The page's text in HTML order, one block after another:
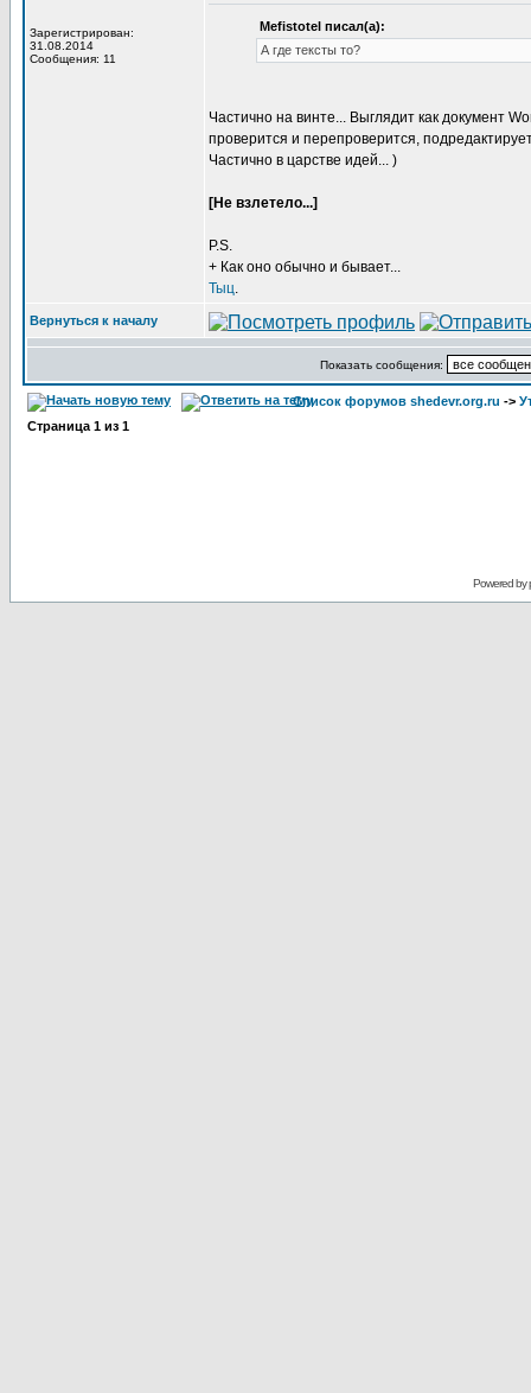
Зарегистрирован:
31.08.2014
Сообщения: 11
Mefistotel писал(а):
А где тексты то?
Частично на винте... Выглядит как документ
проверится и перепроверится,
Частично в царстве идей... )
[Не взлетело...]
P.S.
+ Как оно обычно и бывает...
Тыц.
Вернуться к началу
Показать сообщения:
Список форумов shedevr.org.ru ->
Страница 1 из 1
Powered by